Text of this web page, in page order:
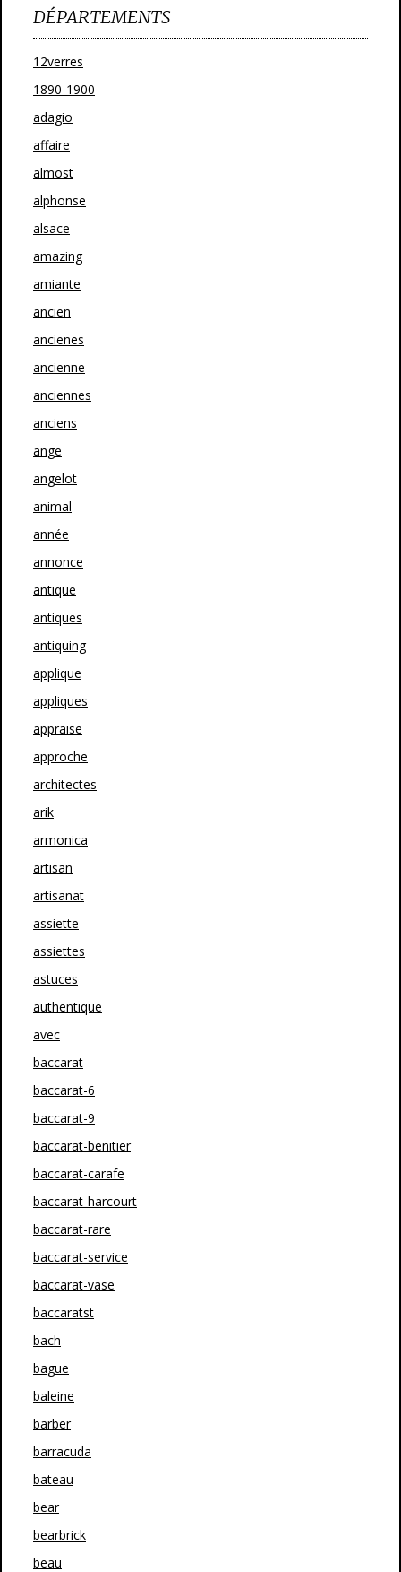
DÉPARTEMENTS
12verres
1890-1900
adagio
affaire
almost
alphonse
alsace
amazing
amiante
ancien
ancienes
ancienne
anciennes
anciens
ange
angelot
animal
année
annonce
antique
antiques
antiquing
applique
appliques
appraise
approche
architectes
arik
armonica
artisan
artisanat
assiette
assiettes
astuces
authentique
avec
baccarat
baccarat-6
baccarat-9
baccarat-benitier
baccarat-carafe
baccarat-harcourt
baccarat-rare
baccarat-service
baccarat-vase
baccaratst
bach
bague
baleine
barber
barracuda
bateau
bear
bearbrick
beau